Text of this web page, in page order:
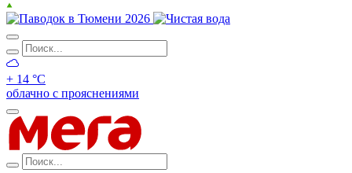
+ 14 °С
облачно с прояснениями